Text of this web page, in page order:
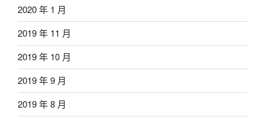
2020 年 1 月
2019 年 11 月
2019 年 10 月
2019 年 9 月
2019 年 8 月